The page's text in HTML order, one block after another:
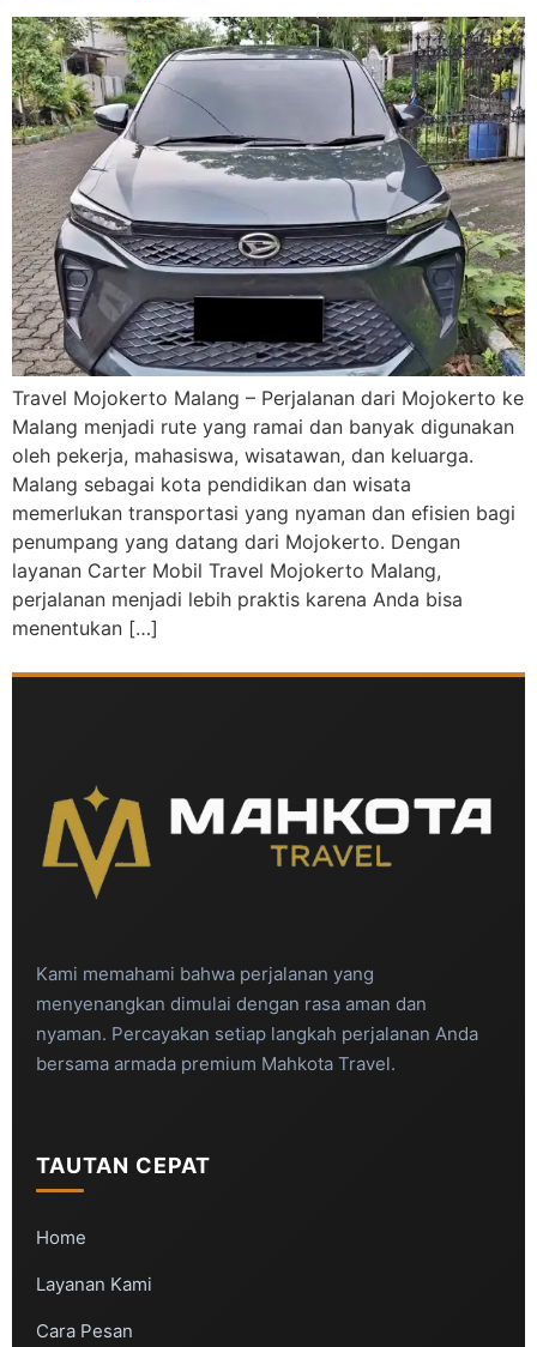
Travel Mojokerto Malang – Perjalanan dari Mojokerto ke
Malang menjadi rute yang ramai dan banyak digunakan
oleh pekerja, mahasiswa, wisatawan, dan keluarga.
Malang sebagai kota pendidikan dan wisata
memerlukan transportasi yang nyaman dan efisien bagi
penumpang yang datang dari Mojokerto. Dengan
layanan Carter Mobil Travel Mojokerto Malang,
perjalanan menjadi lebih praktis karena Anda bisa
menentukan […]
Kami memahami bahwa perjalanan yang
menyenangkan dimulai dengan rasa aman dan
nyaman. Percayakan setiap langkah perjalanan Anda
bersama armada premium Mahkota Travel.
TAUTAN CEPAT
Home
Layanan Kami
Cara Pesan